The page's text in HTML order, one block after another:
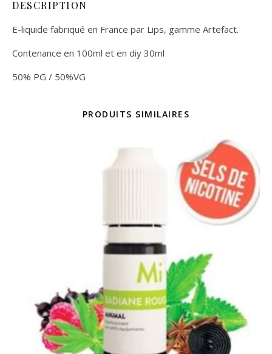
DESCRIPTION
E-liquide fabriqué en France par Lips, gamme Artefact.
Contenance en 100ml et en diy 30ml
50% PG / 50%VG
PRODUITS SIMILAIRES